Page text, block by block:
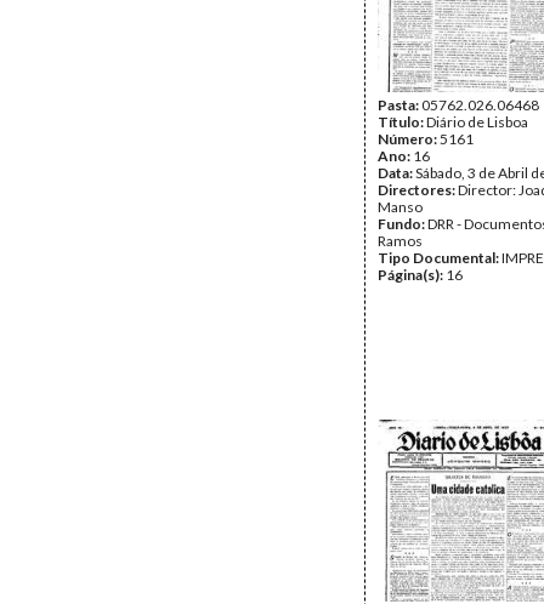
Pasta:05762.026.06468
Título:Diário de Lisboa
Número:5161
Ano: 16
Data:Sábado, 3 de Abril
Directores:Director:
Manso
Fundo:DRR -
Ramos
Tipo Documental:
Página(s): 16